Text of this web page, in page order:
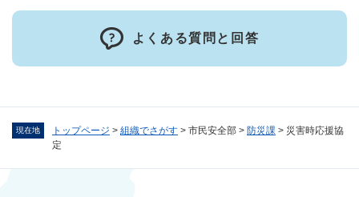
現在地 トップページ > 組織でさがす > 市民安全部 > 防災課 > 災害時応援協
定
よくある質問と回答